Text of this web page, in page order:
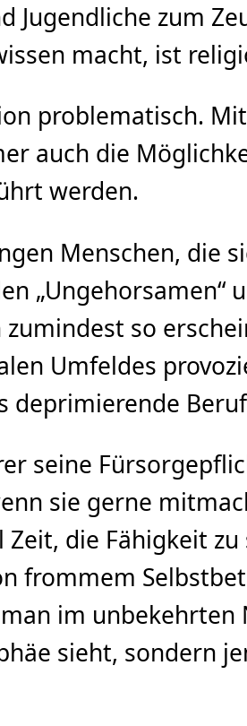
zum
macht, ist
problematisch.
auch die
werden.
Menschen,
„Ungehorsamen“
so
Umfeldes
seine
sie gerne
die Fähigkeit
frommem
im
sieht, sondern